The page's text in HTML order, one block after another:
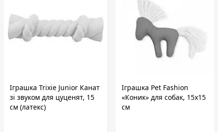
Іграшка Trixie Junior Канат
зі звуком для цуценят, 15
см (латекс)
Іграшка Pet Fashion
«Коник» для собак, 15х15
см